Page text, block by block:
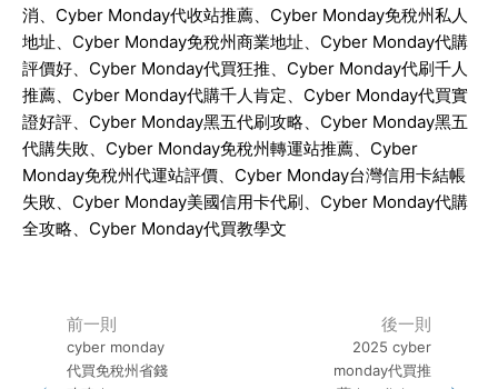
消、 Cyber Monday代收站推薦、 Cyber Monday免稅州私人
地址、 Cyber Monday免稅州商業地址、 Cyber Monday代購
評價好、 Cyber Monday代買狂推、 Cyber Monday代刷千人
推薦、 Cyber Monday代購千人肯定、 Cyber Monday代買實
證好評、 Cyber Monday黑五代刷攻略、 Cyber Monday黑五
代購失敗、 Cyber Monday免稅州轉運站推薦、 Cyber
Monday免稅州代運站評價、 Cyber Monday台灣信用卡結帳
失敗、 Cyber Monday美國信用卡代刷、 Cyber Monday代購
全攻略、 Cyber Monday代買教學文
前一則
cyber monday
代買免稅州省錢
後一則
2025 cyber
monday代買推